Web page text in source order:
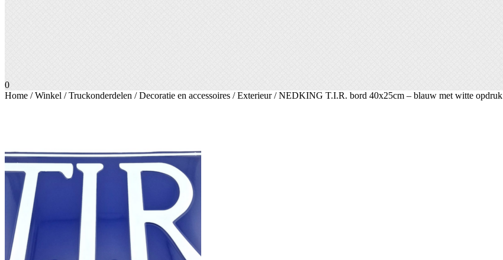
0
Home /Winkel /Truckonderdelen /Decoratie en accessoires /Exterieur/ NEDKING T.I.R. bord 40x25cm – blauw met witte opdruk